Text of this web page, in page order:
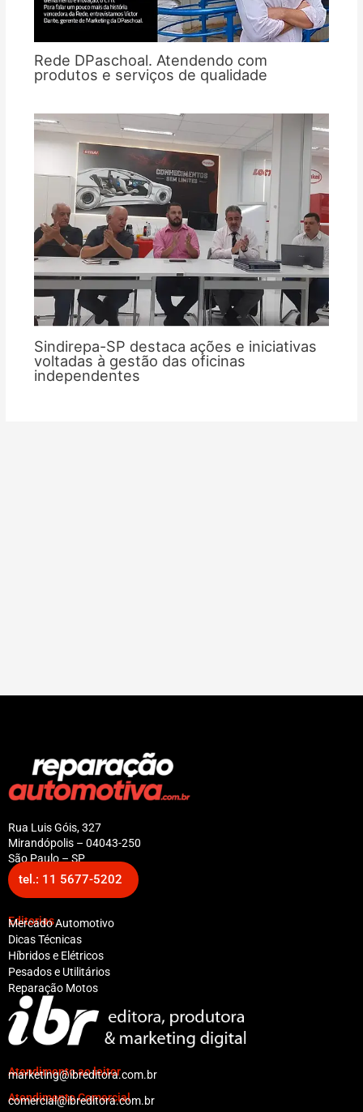
Rede DPaschoal. Atendendo com
produtos e serviços de qualidade
Sindirepa-SP destaca ações e iniciativas
voltadas à gestão das oficinas
independentes
Rua Luis Góis, 327
Mirandópolis – 04043-250
São Paulo – SP
tel.: 11 5677-5202
Editorias
Mercado Automotivo
Dicas Técnicas
Híbridos e Elétricos
Pesados e Utilitários
Reparação Motos
Atendimento ao leitor
marketing@ibreditora.com.br
Atendimento Comercial
comercial@ibreditora.com.br